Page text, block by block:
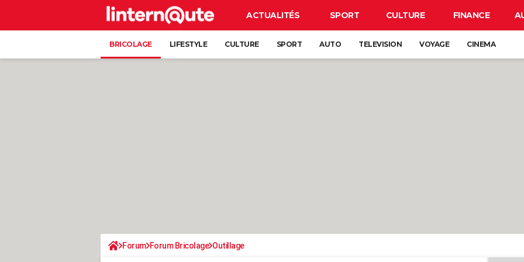
ACTUALITÉS SPORT CULTURE FINANCE
BRICOLAGE LIFESTYLE CULTURE SPORT AUTO TELEVISION VOYAGE CINEMA
Forum Forum Bricolage Outillage